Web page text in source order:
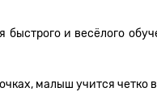
и весёлого
малыш учится